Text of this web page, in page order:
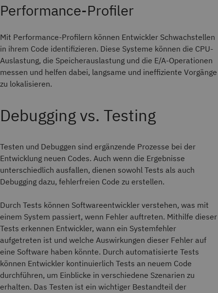
Performance-Profiler
Mit Performance-Profilern können Entwickler Schwachstellen
in ihrem Code identifizieren. Diese Systeme können die CPU-
Auslastung, die Speicherauslastung und die E/A-Operationen
messen und helfen dabei, langsame und ineffiziente Vorgänge
zu lokalisieren.
Debugging vs. Testing
Testen und Debuggen sind ergänzende Prozesse bei der
Entwicklung neuen Codes. Auch wenn die Ergebnisse
unterschiedlich ausfallen, dienen sowohl Tests als auch
Debugging dazu, fehlerfreien Code zu erstellen.
Durch Tests können Softwareentwickler verstehen, was mit
einem System passiert, wenn Fehler auftreten. Mithilfe dieser
Tests erkennen Entwickler, wann ein Systemfehler
aufgetreten ist und welche Auswirkungen dieser Fehler auf
eine Software haben könnte. Durch automatisierte Tests
können Entwickler kontinuierlich Tests an neuem Code
durchführen, um Einblicke in verschiedene Szenarien zu
erhalten. Das Testen ist ein wichtiger Bestandteil der